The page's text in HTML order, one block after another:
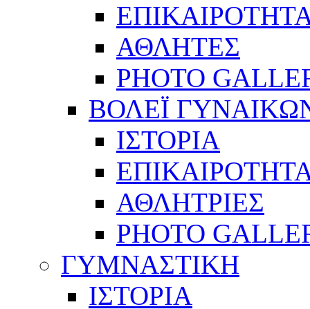
ΑΘΛΗΤΕΣ
PHOTO
ΒΟΛΕΪ
ΙΣΤΟΡΙΑ
ΑΘΛΗΤΡΙΕΣ
PHOTO
ΓΥΜΝΑΣΤΙΚΗ
ΙΣΤΟΡΙΑ